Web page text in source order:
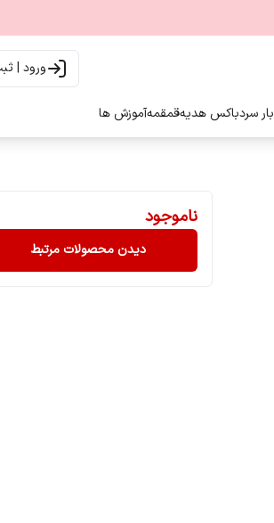
ورود |
بار سردباکس هدیهقمقمهآموزش ها
ناموجود
دیدن محصولات مرتبط